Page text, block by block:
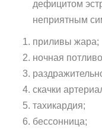
дефицитом
неприятным
приливы жара;
ночная
скачки
тахикардия;
бессонница;